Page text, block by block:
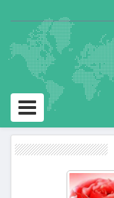
Toggle